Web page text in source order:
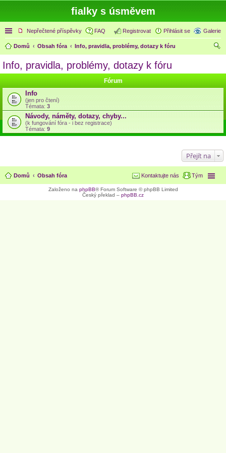
fialky s úsměvem
Rychlé odkazy
Nepřečtené příspěvky Galerie
FAQ Přihlásit se
Registrovat
Domů Obsah fóra
Info, pravidla, problémy, dotazy k fóru
Info, pravidla, problémy, dotazy k fóru
Fórum
Info
(jen pro čtení)
Témata: 3
Návody, náměty, dotazy, chyby...
(k fungování fóra - i bez registrace)
Témata: 9
Přejít na
Domů Obsah fóra Tým
Kontaktujte nás
Založeno na phpBB® Forum Software © phpBB Limited
Český překlad – phpBB.cz